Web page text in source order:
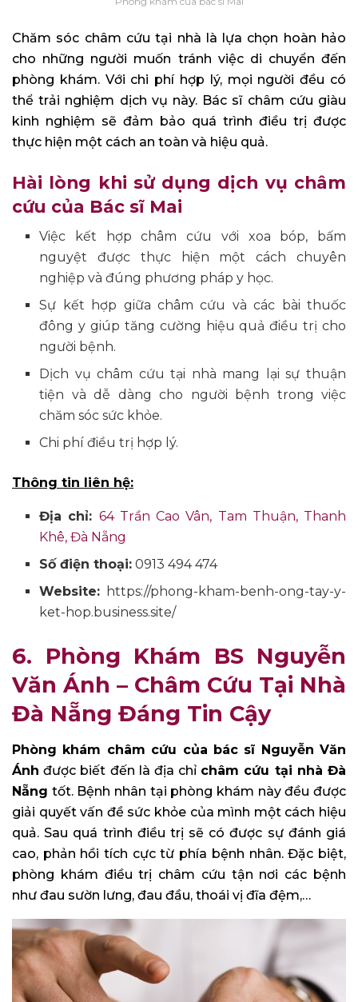
Chăm sóc châm cứu tại nhà là lựa chọn hoàn hảo
cho những người muốn tránh việc di chuyển đến
phòng khám. Với chi phí hợp lý, mọi người đều có
thể trải nghiệm dịch vụ này. Bác sĩ châm cứu giàu
kinh nghiệm sẽ đảm bảo quá trình điều trị được
thực hiện một cách an toàn và hiệu quả.
Hài lòng khi sử dụng dịch vụ châm
cứu của Bác sĩ Mai
Việc kết hợp châm cứu với xoa bóp, bấm
nguyệt được thực hiện một cách chuyên
nghiệp và đúng phương pháp y học.
Sự kết hợp giữa châm cứu và các bài thuốc
đông y giúp tăng cường hiệu quả điều trị cho
người bệnh.
Dịch vụ châm cứu tại nhà mang lại sự thuận
tiện và dễ dàng cho người bệnh trong việc
chăm sóc sức khỏe.
Chi phí điều trị hợp lý.
Thông tin liên hệ:
Địa chỉ: 64 Trần Cao Vân, Tam Thuận, Thanh
Khê, Đà Nẵng
Số điện thoại: 0913 494 474
Website: https://phong-kham-benh-ong-tay-y-
ket-hop.business.site/
6. Phòng Khám BS Nguyễn
Văn Ánh – Châm Cứu Tại Nhà
Đà Nẵng Đáng Tin Cậy
Phòng khám châm cứu của bác sĩ Nguyễn Văn
Ánh được biết đến là địa chỉ châm cứu tại nhà Đà
Nẵng tốt. Bệnh nhân tại phòng khám này đều được
giải quyết vấn đề sức khỏe của mình một cách hiệu
quả. Sau quá trình điều trị sẽ có được sự đánh giá
cao, phản hồi tích cực từ phía bệnh nhân. Đặc biệt,
phòng khám điều trị châm cứu tận nơi các bệnh
như đau sườn lưng, đau đầu, thoái vị đĩa đệm,…